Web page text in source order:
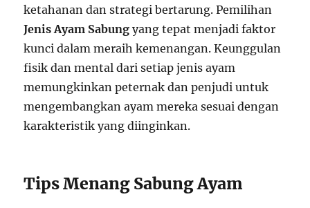
ketahanan dan strategi bertarung. Pemilihan
Jenis Ayam Sabung yang tepat menjadi faktor
kunci dalam meraih kemenangan. Keunggulan
fisik dan mental dari setiap jenis ayam
memungkinkan peternak dan penjudi untuk
mengembangkan ayam mereka sesuai dengan
karakteristik yang diinginkan.
Tips Menang Sabung Ayam